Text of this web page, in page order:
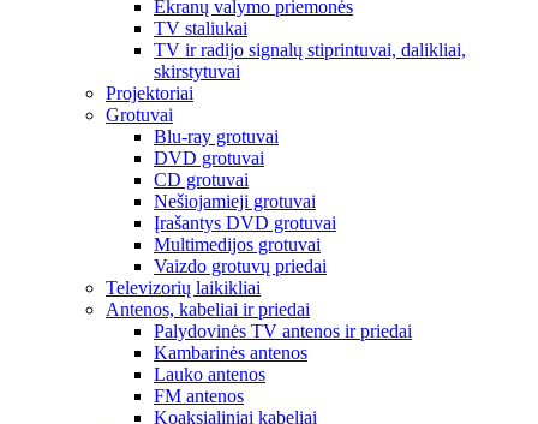
Ekranų valymo priemonės
TV staliukai
TV ir radijo signalų stiprintuvai, dalikliai,
skirstytuvai
Projektoriai
Grotuvai
Blu-ray grotuvai
DVD grotuvai
CD grotuvai
Nešiojamieji grotuvai
Įrašantys DVD grotuvai
Multimedijos grotuvai
Vaizdo grotuvų priedai
Televizorių laikikliai
Antenos, kabeliai ir priedai
Palydovinės TV antenos ir priedai
Kambarinės antenos
Lauko antenos
FM antenos
Koaksialiniai kabeliai